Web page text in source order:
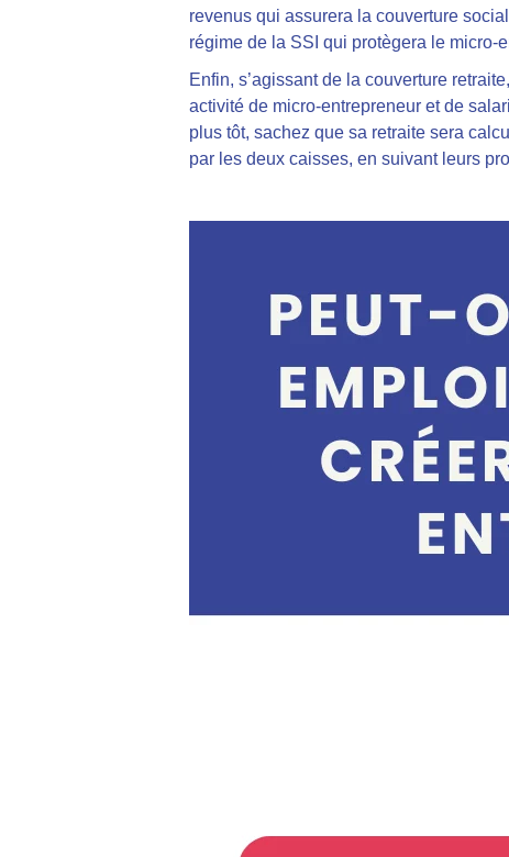
revenus qui assurera la couverture
régime de la SSI qui protègera le micro-
Enfin, s’agissant de la couverture
activité de micro-entrepreneur et de
plus tôt, sachez que sa retraite sera
par les deux caisses, en suivant leurs